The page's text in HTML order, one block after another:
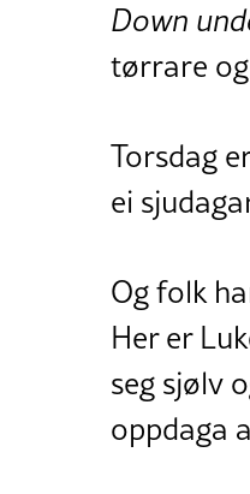
Down
tørrare
Torsdag
ei
Og folk
Her er
seg sjølv
oppdaga